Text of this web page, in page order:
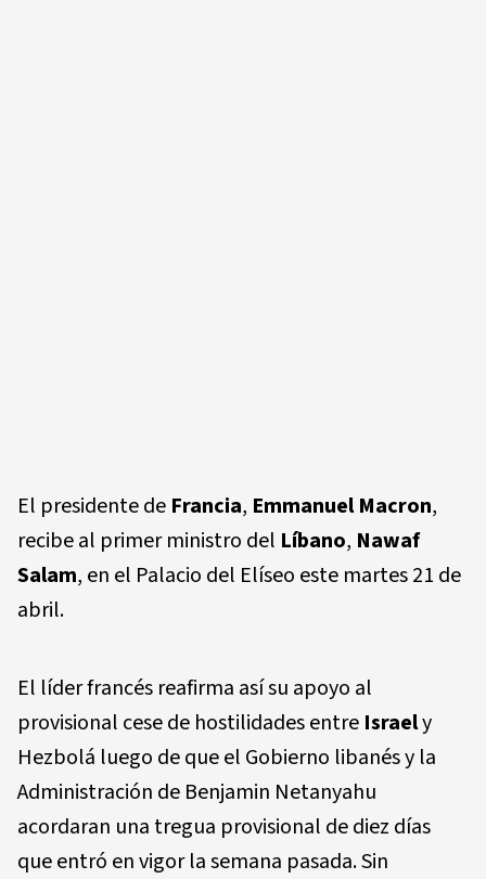
El presidente de Francia, Emmanuel Macron,
recibe al primer ministro del Líbano, Nawaf
Salam, en el Palacio del Elíseo este martes 21 de
abril.
El líder francés reafirma así su apoyo al
provisional cese de hostilidades entre Israely
Hezbolá luego de que el Gobierno libanés y la
Administración de Benjamin Netanyahu
acordaran una tregua provisional de diez días
que entró en vigor la semana pasada. Sin